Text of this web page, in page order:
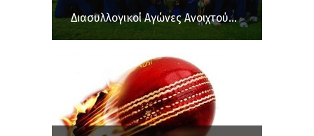
Διασυλλογικοί Αγώνες Ανοιχτού...